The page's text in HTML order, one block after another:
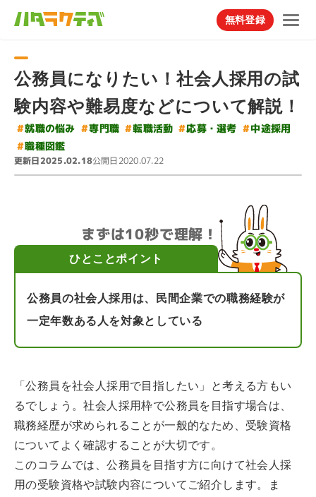
無料登録
公務員になりたい！社会人採用の試
験内容や難易度などについて解説！
#就職の悩み #専門職 #転職活動 #応募・選考 #中途採用
#職種図鑑
更新日2025.02.18公開日2020.07.22
まずは10秒で理解！
ひとことポイント
公務員の社会人採用は、民間企業での職務経験が
一定年数ある人を対象としている
「公務員を社会人採用で目指したい」と考える方もい
るでしょう。社会人採用枠で公務員を目指す場合は、
職務経歴が求められることが一般的なため、受験資格
についてよく確認することが大切です。
このコラムでは、公務員を目指す方に向けて社会人採
用の受験資格や試験内容についてご紹介します。ま